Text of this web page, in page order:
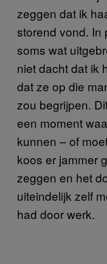
zeggen dat ik
storend vond. In
soms wat
niet dacht dat ik
dat ze op die
zou begrijpen.
een moment
kunnen – of
koos er jammer
zeggen en het
uiteindelijk zelf
had door werk.